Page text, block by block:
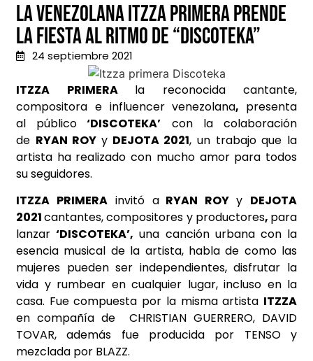
La venezolana Itzza Primera prende
la fiesta al ritmo de “Discoteka”
24 septiembre 2021
ITZZA PRIMERA la reconocida cantante,
compositora e influencer venezolana, presenta
al público ‘DISCOTEKA’ con la colaboración
de RYAN ROYy DEJOTA 2021, un trabajo que la
artista ha realizado con mucho amor para todos
su seguidores.
ITZZA PRIMERAinvitó aRYAN ROYy DEJOTA
2021cantantes, compositores y productores, para
lanzar‘DISCOTEKA’, una canción urbana con la
esencia musical de la artista, habla de como las
mujeres pueden ser independientes, disfrutar la
vida y rumbear en cualquier lugar, incluso en la
casa. Fue compuesta por la misma artista ITZZA
en compañía de CHRISTIAN GUERRERO, DAVID
TOVAR, además fue producida por TENSO y
mezclada por BLAZZ.